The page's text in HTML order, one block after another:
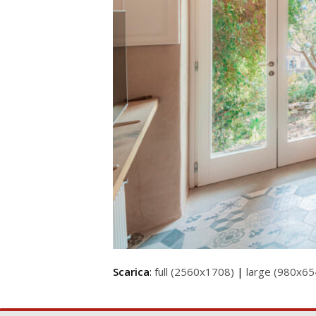
Scarica: full (2560x1708) | large